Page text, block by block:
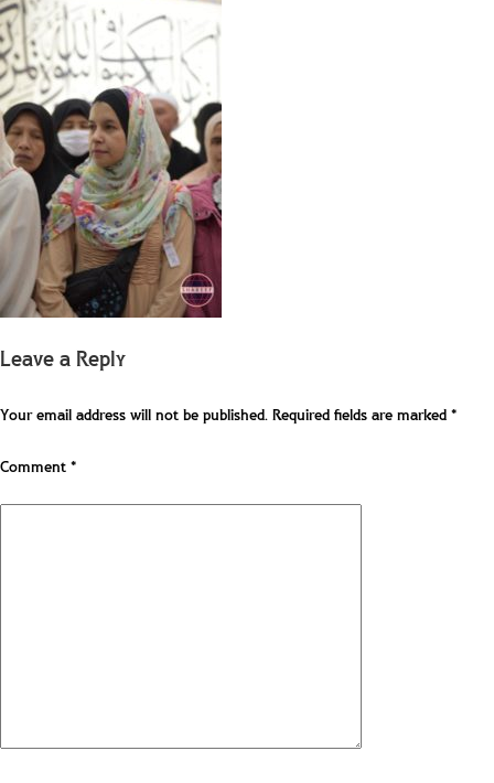
Leave a Reply
Your email address will not be published.Required fields are marked*
Comment*